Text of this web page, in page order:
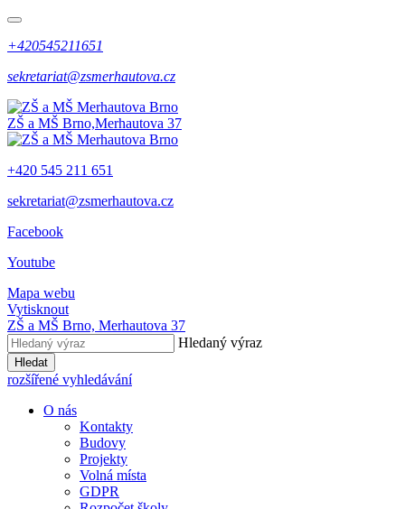
+420545211651
sekretariat@zsmerhautova.cz
ZŠ a MŠ Brno,Merhautova 37
+420 545 211 651
sekretariat@zsmerhautova.cz
Facebook
Youtube
Mapa webu
Vytisknout
ZŠ a MŠ Brno, Merhautova 37
Hledaný výraz
Hledat
rozšířené vyhledávání
O nás
Kontakty
Budovy
Projekty
Volná místa
GDPR